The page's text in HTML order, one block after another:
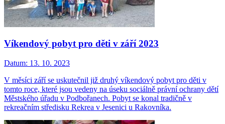
Víkendový pobyt pro děti v září 2023
Datum: 13. 10. 2023
V měsíci září se uskutečnil již druhý víkendový pobyt pro děti v
tomto roce, které jsou vedeny na úseku sociálně právní ochrany dětí
Městského úřadu v Podbořanech. Pobyt se konal tradičně v
rekreačním středisku Rekrea v Jesenici u Rakovníka.